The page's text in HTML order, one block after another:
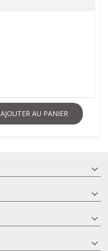
AJOUTER AU PANIER